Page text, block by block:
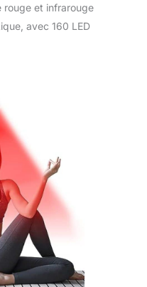
rouge et infrarouge
avec 160 LED